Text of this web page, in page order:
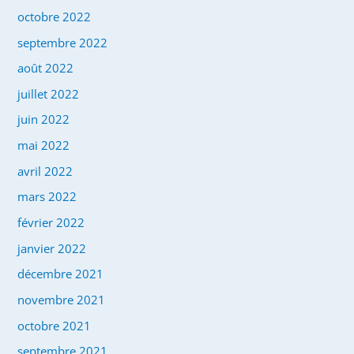
octobre 2022
septembre 2022
août 2022
juillet 2022
juin 2022
mai 2022
avril 2022
mars 2022
février 2022
janvier 2022
décembre 2021
novembre 2021
octobre 2021